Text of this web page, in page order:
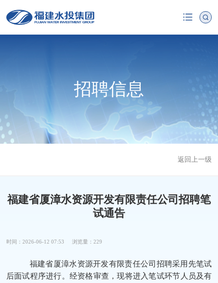
招聘信息
返回上一级
福建省厦漳水资源开发有限责任公司招聘笔
试通告
时间：2026-06-12 07:53 浏览量：229
福建省厦漳水资源开发有限责任公司招聘采用先笔试
后面试程序进行。经资格审查，现将进入笔试环节人员及有